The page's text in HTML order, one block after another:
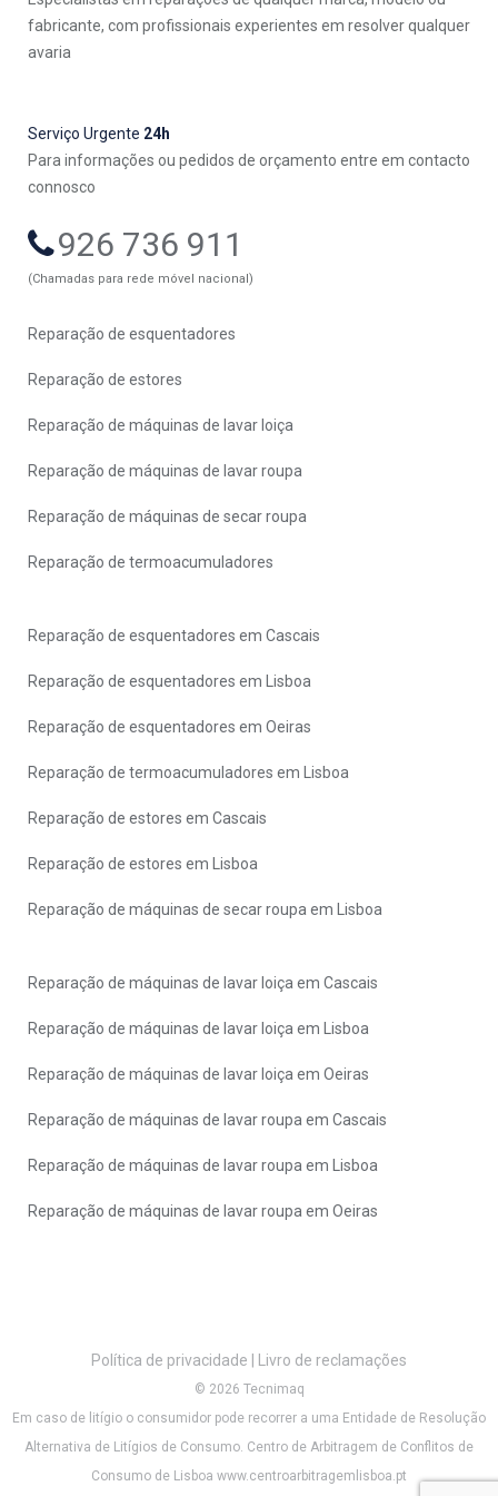
fabricante, com profissionais experientes em resolver qualquer
avaria
Serviço Urgente 24h
Para informações ou pedidos de orçamento entre em contacto
connosco
926 736 911
(Chamadas para rede móvel nacional)
Reparação de esquentadores
Reparação de estores
Reparação de máquinas de lavar loiça
Reparação de máquinas de lavar roupa
Reparação de máquinas de secar roupa
Reparação de termoacumuladores
Reparação de esquentadores em Cascais
Reparação de esquentadores em Lisboa
Reparação de esquentadores em Oeiras
Reparação de termoacumuladores em Lisboa
Reparação de estores em Cascais
Reparação de estores em Lisboa
Reparação de máquinas de secar roupa em Lisboa
Reparação de máquinas de lavar loiça em Cascais
Reparação de máquinas de lavar loiça em Lisboa
Reparação de máquinas de lavar loiça em Oeiras
Reparação de máquinas de lavar roupa em Cascais
Reparação de máquinas de lavar roupa em Lisboa
Reparação de máquinas de lavar roupa em Oeiras
Política de privacidade Livro de reclamações
© 2026 Tecnimaq
Em caso de litígio o consumidor pode recorrer a uma Entidade de Resolução
Alternativa de Litígios de Consumo. Centro de Arbitragem de Conflitos de
Consumo de Lisboa www.centroarbitragemlisboa.pt